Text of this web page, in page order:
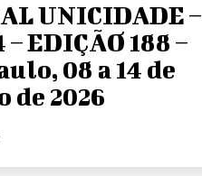
UNICIDADE –
– EDIÇÃO 188 –
08 a 14 de
de 2026